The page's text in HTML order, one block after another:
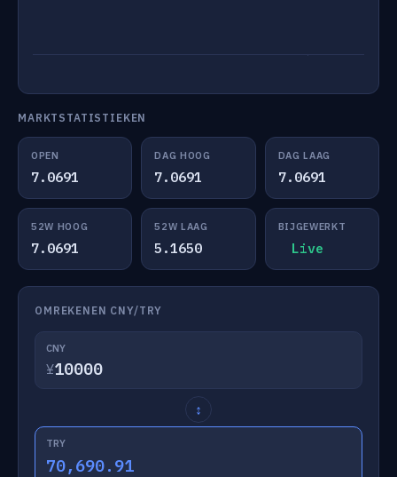
MARKTSTATISTIEKEN
OPEN
7.0691
DAG HOOG
7.0691
DAG LAAG
7.0691
52W HOOG
7.0691
52W LAAG
5.1650
BIJGEWERKT
Live
OMREKENEN CNY/TRY
CNY
¥
↕
TRY
70,690.91